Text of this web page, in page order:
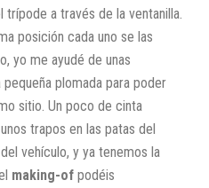
a través de la ventanilla.
posición cada uno se las
yo me ayudé de unas
plomada para poder
sitio. Un poco de cinta
trapos en las patas del
vehículo, y ya tenemos la
making-of podéis